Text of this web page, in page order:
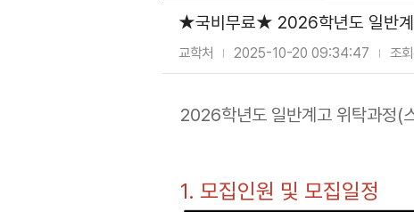
★국비무료★ 2026학년도 일반계
교학처 | 2025-10-20 09:34:47 | 조
2026학년도 일반계고 위탁과정(
1. 모집인원 및 모집일정